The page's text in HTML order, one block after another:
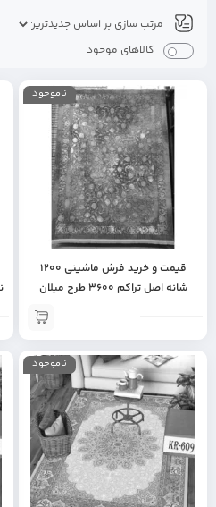
کالاهای موجود
ناموجود
قیمت و خرید فرش ماشینی 1200
شانه اصل تراکم 3600 طرح میلان
وینتیج یا کهنه نما زمینه دودی 12
متری جنس اکرولیک | جهیزیه عروس |
فرش ماشینی درجه یک | فرش
ماشینی با کیفیت ناموجود